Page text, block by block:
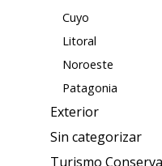
Cuyo
Litoral
Noroeste
Patagonia
Exterior
Sin categorizar
Turismo